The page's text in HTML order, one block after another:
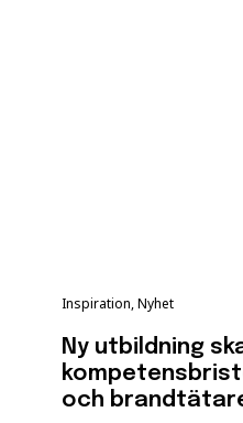
Inspiration, Nyhet
Ny utbildning
och